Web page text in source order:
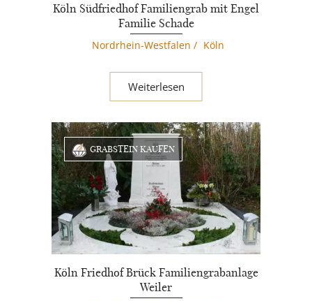
Köln Südfriedhof Familiengrab mit Engel
Familie Schade
Nordrhein-Westfalen / Köln
Weiterlesen
GRABSTEIN KAUFEN
Köln Friedhof Brück Familiengrabanlage
Weiler